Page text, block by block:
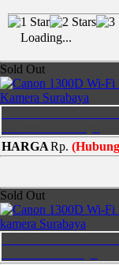
Loading...
Sold Out
HARGARp.
Sold Out